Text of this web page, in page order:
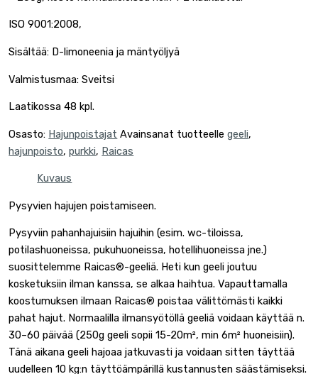
ISO 9001:2008,
Sisältää: D-limoneenia ja mäntyöljyä
Valmistusmaa: Sveitsi
Laatikossa 48 kpl.
Osasto: Hajunpoistajat Avainsanat tuotteellegeeli,
hajunpoisto,purkki, Raicas
Kuvaus
Pysyvien hajujen poistamiseen.
Pysyviin pahanhajuisiin hajuihin (esim. wc-tiloissa,
potilashuoneissa, pukuhuoneissa, hotellihuoneissa jne.)
suosittelemme Raicas®-geeliä. Heti kun geeli joutuu
kosketuksiin ilman kanssa, se alkaa haihtua. Vapauttamalla
koostumuksen ilmaan Raicas® poistaa välittömästi kaikki
pahat hajut. Normaalilla ilmansyötöllä geeliä voidaan käyttää n.
30–60 päivää (250g geeli sopii 15-20m², min 6m² huoneisiin).
Tänä aikana geeli hajoaa jatkuvasti ja voidaan sitten täyttää
uudelleen 10 kg:n täyttöämpärillä kustannusten säästämiseksi.